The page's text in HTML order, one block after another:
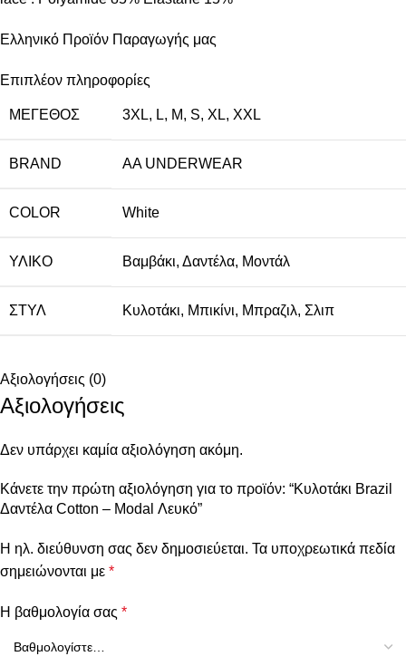
Ελληνικό Προϊόν Παραγωγής μας
Επιπλέον πληροφορίες
ΜΈΓΕΘΟΣ 3XL, L, M, S, XL, XXL
BRAND AA UNDERWEAR
COLOR White
ΥΛΙΚΌ Βαμβάκι, Δαντέλα, Μοντάλ
ΣΤΥΛ Κυλοτάκι, Μπικίνι, Μπραζιλ, Σλιπ
Αξιολογήσεις (0)
Αξιολογήσεις
Δεν υπάρχει καμία αξιολόγηση ακόμη.
Κάνετε την πρώτη αξιολόγηση για το προϊόν: “Κυλοτάκι Brazil
Δαντέλα Cotton – Modal Λευκό”
Η ηλ. διεύθυνση σας δεν δημοσιεύεται. Τα υποχρεωτικά πεδία
σημειώνονται με *
Η βαθμολογία σας *